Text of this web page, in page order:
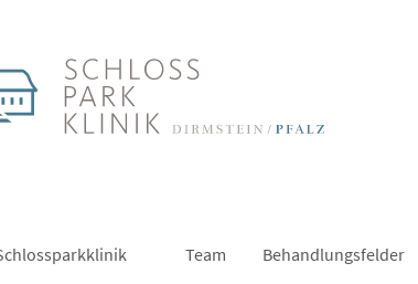
Team Behandlungsfelder